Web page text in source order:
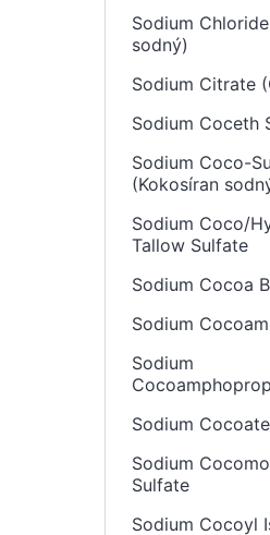
Sodium
sodný)
Sodium Citrate
Sodium Coceth
Sodium Coco-
(Kokosíran
Sodium Coco/
Tallow Sulfate
Sodium Cocoa
Sodium
Sodium
Sodium Cocoate
Sodium
Sulfate
Sodium Cocoyl